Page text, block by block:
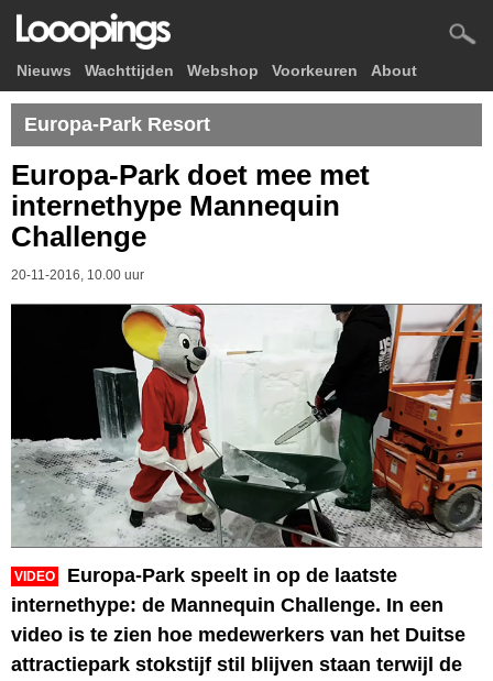
Nieuws Wachttijden Webshop Voorkeuren About
Europa-Park Resort
Europa-Park doet mee met
internethype Mannequin
Challenge
20-11-2016, 10.00 uur
VIDEO
Europa-Park speelt in op de laatste
internethype: de Mannequin Challenge. In een
video is te zien hoe medewerkers van het Duitse
attractiepark stokstijf stil blijven staan terwijl de